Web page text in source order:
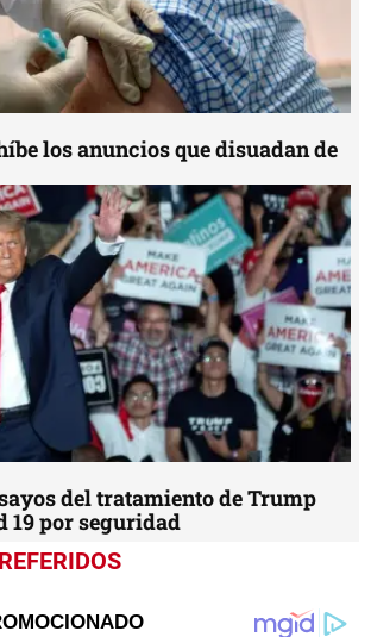
los anuncios que disuadan de
del tratamiento de Trump
19 por seguridad